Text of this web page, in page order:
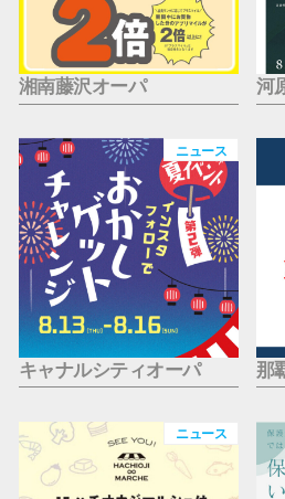
湘南藤沢オーパ 河
ニュース
キャナルシティオーパ 那
ニュース